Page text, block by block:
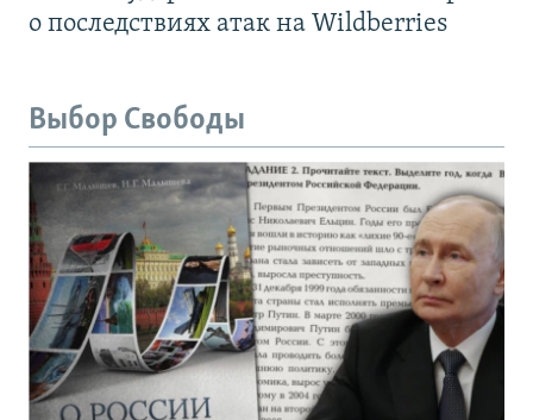
о последствиях атак на Wildberries
Выбор Свободы